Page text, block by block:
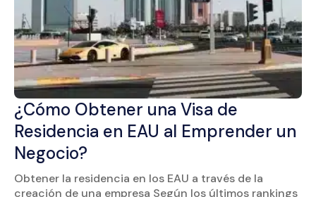
¿Cómo Obtener una Visa de
Residencia en EAU al Emprender un
Negocio?
Obtener la residencia en los EAU a través de la
creación de una empresa Según los últimos rankings